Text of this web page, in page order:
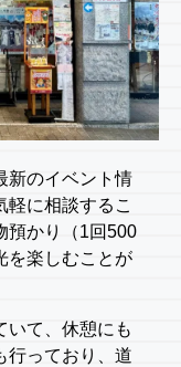
新のイベント情
軽に相談するこ
預かり（1回500
を楽しむことが
いて、休憩にも
行っており、道